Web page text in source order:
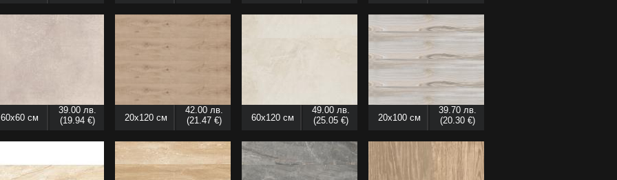
60x60 см
39.00 лв.
(19.94 €)
20x120 см
42.00 лв.
(21.47 €)
60x120 см
49.00 лв.
(25.05 €)
20x100 см
39.70 лв.
(20.30 €)